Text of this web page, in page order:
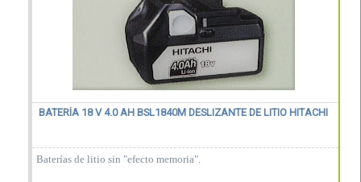
BATERÍA 18 V 4.0 AH BSL1840M DESLIZANTE DE LITIO HITACHI
Baterías de litio sin "efecto memoria".